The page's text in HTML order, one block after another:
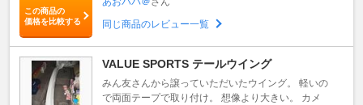
この商品の
価格を比較する
同じ商品のレビュー一覧
VALUE SPORTS テールウイング
みん友さんから譲っていただいたウイング。 軽いの
で両面テープで取り付け。 想像より大きい。 カメ